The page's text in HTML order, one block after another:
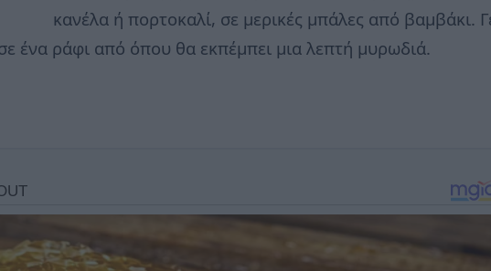
κανέλα ή πορτοκαλί, σε μερικές μπάλες από βαμβάκι.
ένα ράφι από όπου θα εκπέμπει μια λεπτή μυρωδιά.